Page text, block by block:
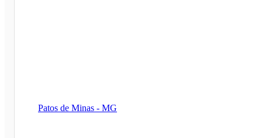
Patos de Minas - MG